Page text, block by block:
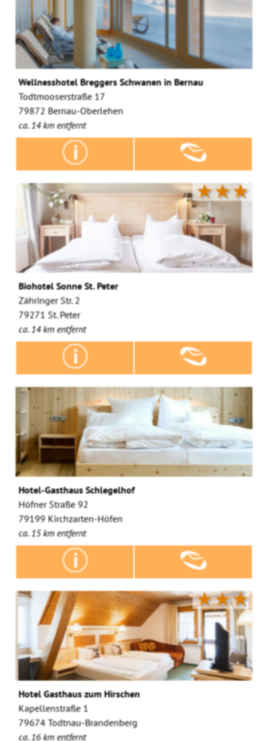
Wellnesshotel Breggers Schwanen in Bernau
Todtmooserstraße 17
79872 Bernau-Oberlehen
ca. 14 km entfernt
★★★
Biohotel Sonne St. Peter
Zähringer Str. 2
79271 St. Peter
ca. 14 km entfernt
Hotel-Gasthaus Schlegelhof
Höfner Straße 92
79199 Kirchzarten-Höfen
ca. 15 km entfernt
★★★
Hotel Gasthaus zum Hirschen
Kapellenstraße 1
79674 Todtnau-Brandenberg
ca. 16 km entfernt